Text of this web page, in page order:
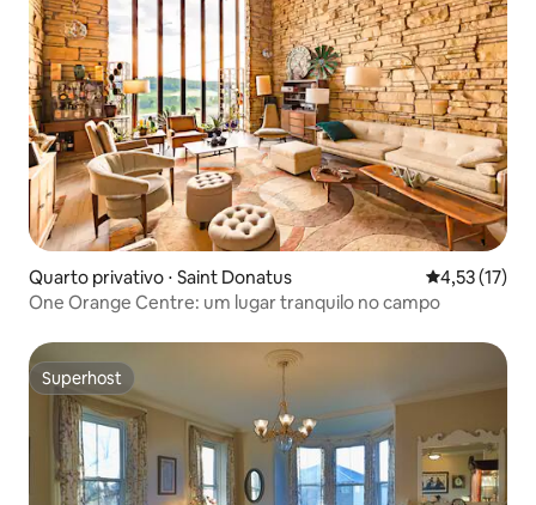
Quarto privativo ⋅ Saint Donatus 4,53 de uma
4,53 (17)
One Orange Centre: um lugar tranquilo no campo
Superhost
Superhost